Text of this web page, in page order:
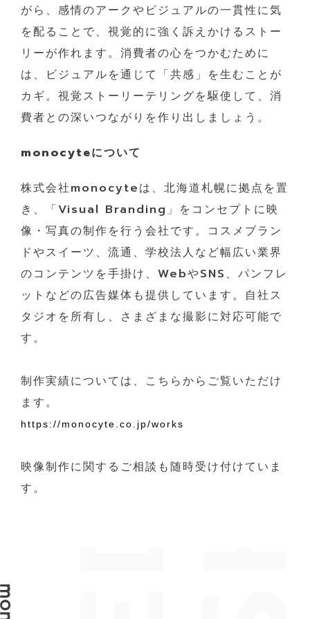
がら、感情のアークやビジュアルの一貫性に気
を配ることで、視覚的に強く訴えかけるストー
リーが作れます。消費者の心をつかむために
は、ビジュアルを通じて「共感」を生むことが
カギ。視覚ストーリーテリングを駆使して、消
費者との深いつながりを作り出しましょう。
monocyteについて
株式会社monocyteは、北海道札幌に拠点を置
き、「Visual Branding」をコンセプトに映
像・写真の制作を行う会社です。コスメブラン
ドやスイーツ、流通、学校法人など幅広い業界
のコンテンツを手掛け、WebやSNS、パンフレ
ットなどの広告媒体も提供しています。自社ス
タジオを所有し、さまざまな撮影に対応可能で
す。
制作実績については、こちらからご覧いただけ
ます。
https://monocyte.co.jp/works
映像制作に関するご相談も随時受け付けていま
す。